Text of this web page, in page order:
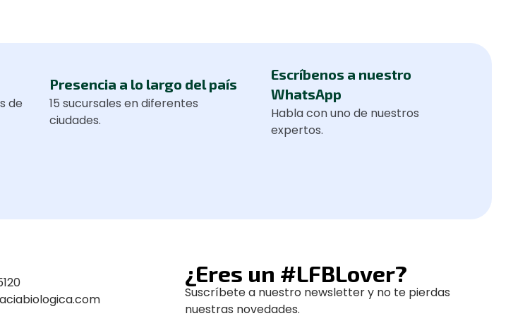
de
Presencia a lo largo del país
15 sucursales en diferentes
ciudades.
Escríbenos a nuestro
WhatsApp
Habla con uno de nuestros
expertos.
¿Eres un #LFBLover?
Suscríbete a nuestro newsletter y no te pierdas
nuestras novedades.